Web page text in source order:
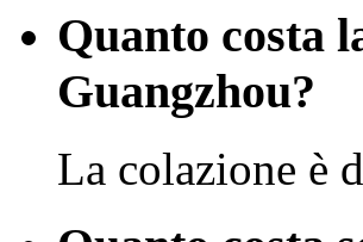
Quanto costa
Guangzhou?
La colazione è